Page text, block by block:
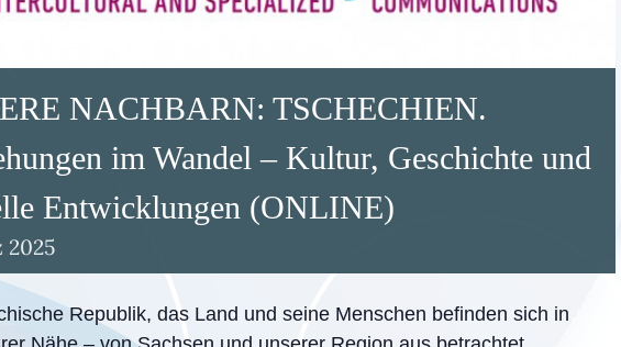
NACHBARN: TSCHECHIEN.
im Wandel – Kultur, Geschichte und
Entwicklungen (ONLINE)
2025
Republik, das Land und seine Menschen befinden sich in